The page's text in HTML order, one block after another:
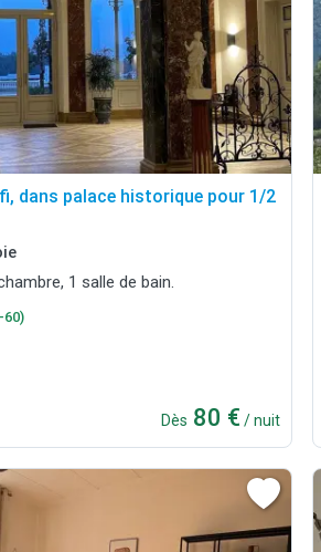
dans palace historique pour 1/2
1 salle de bain.
Dès 80 € / nuit